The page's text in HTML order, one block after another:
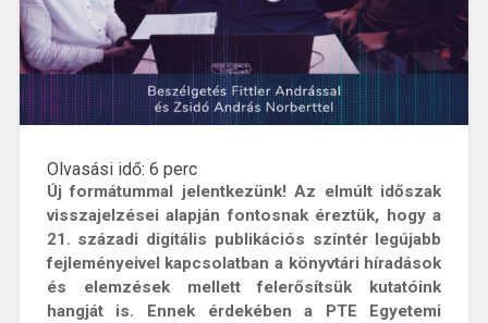
Olvasási idő: 6 perc
Új formátummal jelentkezünk! Az elmúlt időszak
visszajelzései alapján fontosnak éreztük, hogy a
21. századi digitális publikációs színtér legújabb
fejleményeivel kapcsolatban a könyvtári híradások
és elemzések mellett felerősítsük kutatóink
hangját is. Ennek érdekében a PTE Egyetemi